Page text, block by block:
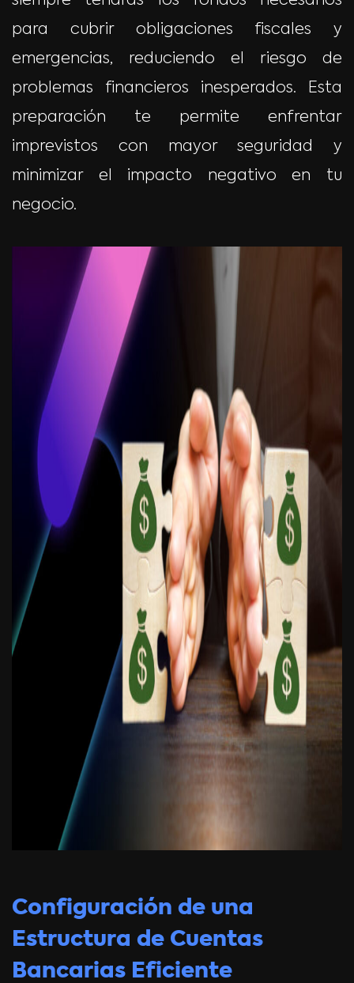
para cubrir obligaciones fiscales y
emergencias, reduciendo el riesgo de
problemas financieros inesperados. Esta
preparación te permite enfrentar
imprevistos con mayor seguridad y
minimizar el impacto negativo en tu
negocio.
Configuración de una
Estructura de Cuentas
Bancarias Eficiente